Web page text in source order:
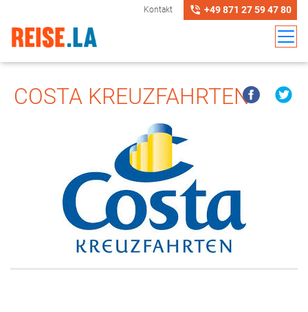
Kontakt +49 871 27 59 47 80
COSTA KREUZFAHRTEN